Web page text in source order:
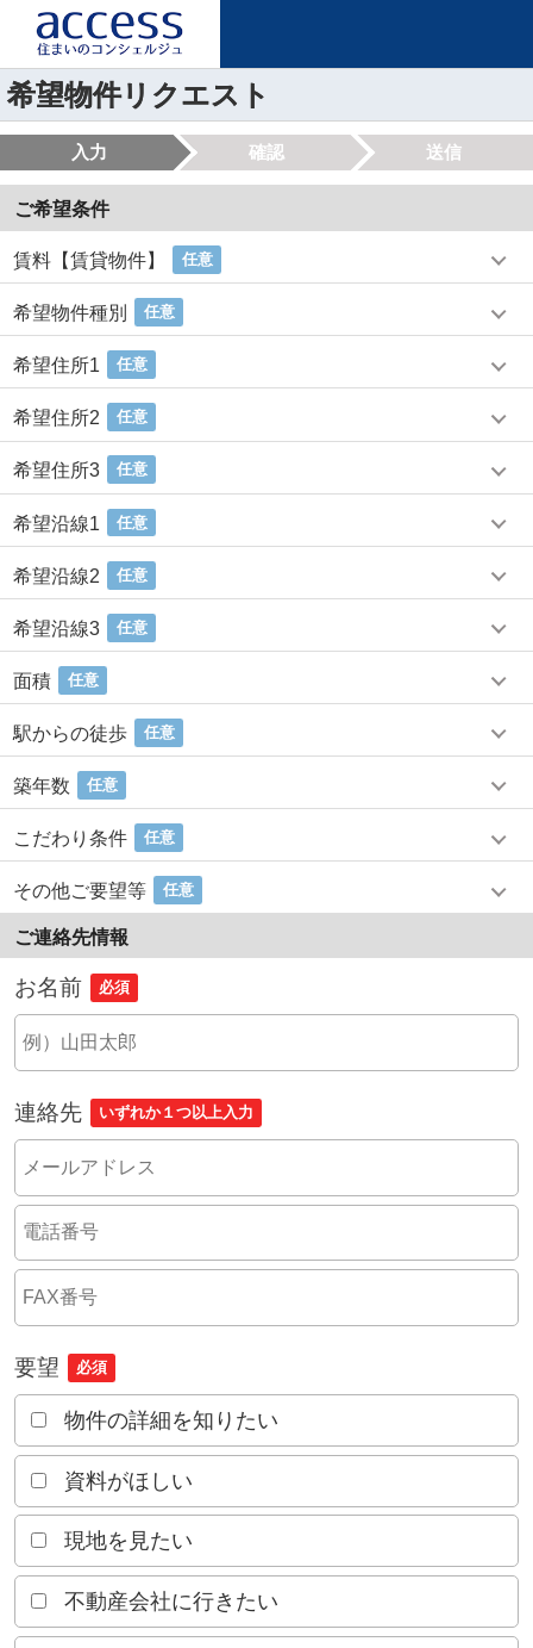
希望物件リクエスト
入力 確認 送信
ご希望条件
賃料【賃貸物件】 任意
希望物件種別 任意
希望住所1 任意
希望住所2 任意
希望住所3 任意
希望沿線1 任意
希望沿線2 任意
希望沿線3 任意
面積 任意
駅からの徒歩 任意
築年数 任意
こだわり条件 任意
その他ご要望等 任意
ご連絡先情報
お名前 必須
連絡先 いずれか１つ以上入力
要望 必須
物件の詳細を知りたい
資料がほしい
現地を見たい
不動産会社に行きたい